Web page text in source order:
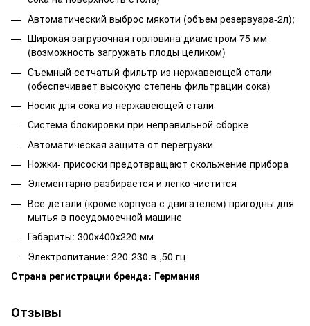
Автоматический выброс мякоти (объем резервуара-2л);
Широкая загрузочная горловина диаметром 75 мм
(возможность загружать плоды целиком)
Съемный сетчатый фильтр из нержавеющей стали
(обеспечивает высокую степень фильтрации сока)
Носик для сока из нержавеющей стали
Система блокировки при неправильной сборке
Автоматическая защита от перегрузки
Ножки- присоски предотвращают скольжение прибора
Элементарно разбирается и легко чистится
Все детали (кроме корпуса с двигателем) пригодны для
мытья в посудомоечной машине
Габариты: 300х400х220 мм
Электропитание: 220-230 в ,50 гц
Страна регистрации бренда: Германия
Отзывы